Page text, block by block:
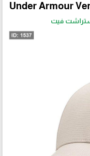
Under Armour
ستراشت فيت